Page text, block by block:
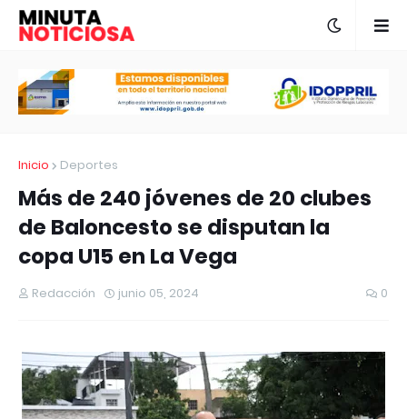
Inicio Deportes
Más de 240 jóvenes de 20 clubes
de Baloncesto se disputan la
copa U15 en La Vega
Redacción junio 05, 2024 0